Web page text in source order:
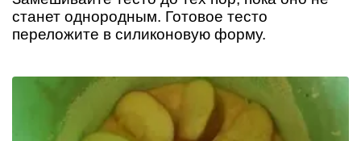
станет однородным. Готовое тесто
переложите в силиконовую форму.